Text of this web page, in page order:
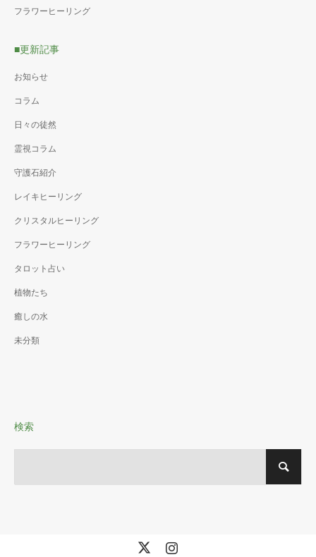
フラワーヒーリング
■更新記事
お知らせ
コラム
日々の徒然
霊視コラム
守護石紹介
レイキヒーリング
クリスタルヒーリング
フラワーヒーリング
タロット占い
植物たち
癒しの水
未分類
検索